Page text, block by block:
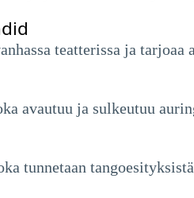
teatterissa ja
avautuu ja sulkeutuu
tunnetaan